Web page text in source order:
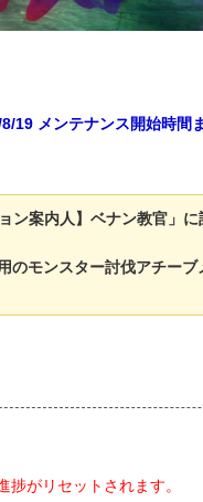
19 メンテナンス開始時間
ン案内人】ベナン教官」
のモンスター討伐アチーブ
がリセットされます。